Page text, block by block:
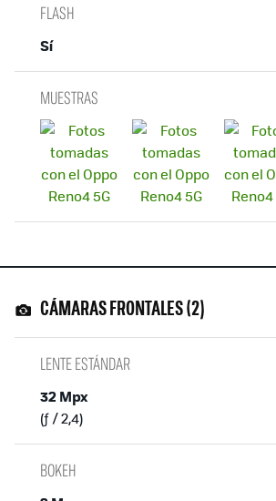
FLASH
Sí
MUESTRAS
CÁMARAS FRONTALES (2)
LENTE ESTÁNDAR
32 Mpx
(ƒ / 2,4)
BOKEH